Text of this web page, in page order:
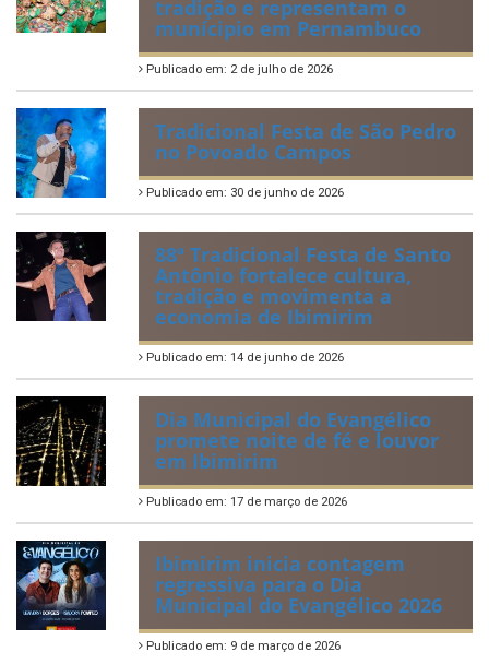
2ª edição do Corre Ibimirim
2026
Quadrilhas Juninas de
Ibimirim mantêm viva a
tradição e representam o
munícipio em Pernambuco
Publicado em: 2 de julho de 2026
Tradicional Festa de São Pedro
no Povoado Campos
88ª Tradicional Festa de Santo
Antônio fortalece cultura,
tradição e movimenta a
economia de Ibimirim
Publicado em: 14 de junho de 2026
Dia Municipal do Evangélico
promete noite de fé e louvor